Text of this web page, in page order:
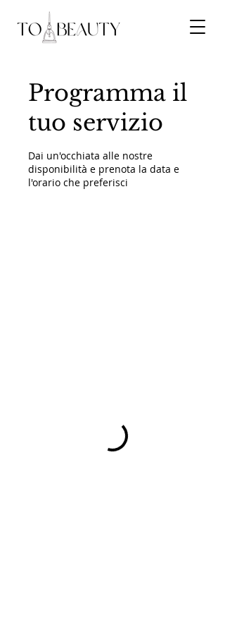
Programma il
tuo servizio
Dai un'occhiata alle nostre
disponibilità e prenota la data e
l'orario che preferisci